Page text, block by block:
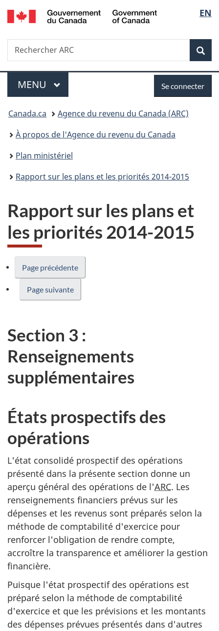
Passer
au
Passer
à
du
Passer
à
simplifiée
de
la
EN
Recherche
Rechercher
ARC
Menu
MENU PRINCIPAL
connecter
Se connecter
Vous
êtes
ici :
Canada.ca
Agence du revenu du Canada (ARC)
À propos de l'Agence du revenu du Canada
Plan ministériel
Rapport sur les plans et les priorités 2014-2015
Rapport sur les plans et
les priorités 2014-2015
Page précédente
Page suivante
Section 3 :
Renseignements
supplémentaires
États prospectifs des
opérations
L'état consolidé prospectif des opérations
présenté dans la présente section donne un
aperçu général des opérations de l'ARC. Les
renseignements financiers prévus sur les
dépenses et les revenus sont préparés selon la
méthode de comptabilité d'exercice pour
renforcer l'obligation de rendre compte,
accroître la transparence et améliorer la gestion
financière.
Puisque l'état prospectif des opérations est
préparé selon la méthode de comptabilité
d'exercice et que les prévisions et les montants
des dépenses prévues présentés dans d'autres